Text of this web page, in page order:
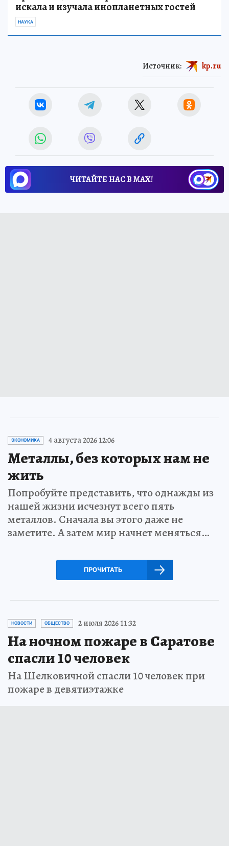
искала и изучала инопланетных гостей
НАУКА
Источник: kp.ru
ЧИТАЙТЕ НАС В МАХ!
ЭКОНОМИКА 4 августа 2026 12:06
Металлы, без которых нам не
жить
Попробуйте представить, что однажды из
нашей жизни исчезнут всего пять
металлов. Сначала вы этого даже не
заметите. А затем мир начнет меняться…
ПРОЧИТАТЬ
НОВОСТИ ОБЩЕСТВО 2 июля 2026 11:32
На ночном пожаре в Саратове
спасли 10 человек
На Шелковичной спасли 10 человек при
пожаре в девятиэтажке